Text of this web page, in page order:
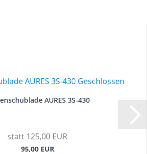
AURES 3S-430
statt 125,00 EUR
95,00 EUR